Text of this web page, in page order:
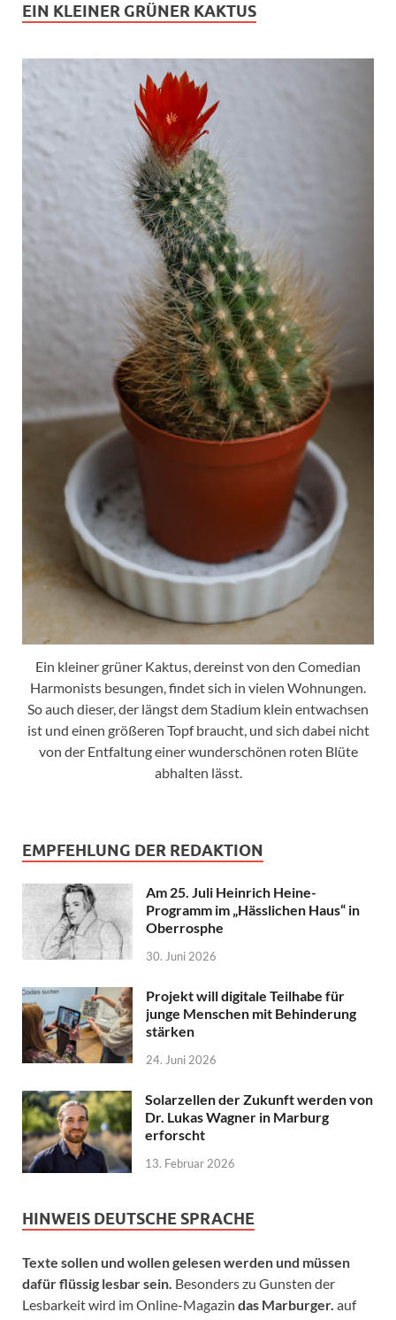
EIN KLEINER GRÜNER KAKTUS
Ein kleiner grüner Kaktus, dereinst von den Comedian
Harmonists besungen, findet sich in vielen Wohnungen.
So auch dieser, der längst dem Stadium klein entwachsen
ist und einen größeren Topf braucht, und sich dabei nicht
von der Entfaltung einer wunderschönen roten Blüte
abhalten lässt.
EMPFEHLUNG DER REDAKTION
Am 25. Juli Heinrich Heine-
Programm im „Hässlichen Haus“ in
Oberrosphe
30. Juni 2026
Projekt will digitale Teilhabe für
junge Menschen mit Behinderung
stärken
24. Juni 2026
Solarzellen der Zukunft werden von
Dr. Lukas Wagner in Marburg
erforscht
13. Februar 2026
HINWEIS DEUTSCHE SPRACHE
Texte sollen und wollen gelesen werden und müssen
dafür flüssig lesbar sein. Besonders zu Gunsten der
Lesbarkeit wird im Online-Magazin das Marburger. auf